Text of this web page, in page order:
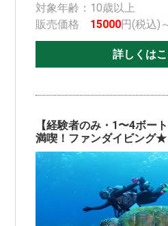
対象年齢：10歳以上
販売価格 15000円(税込)
詳しくは
【経験者のみ・1〜4ボー
満喫！ファンダイビング★